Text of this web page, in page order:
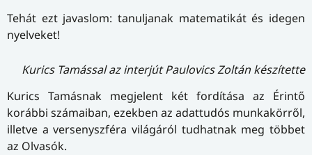
Tehát ezt javaslom: tanuljanak matematikát és idegen
nyelveket!
Kurics Tamással az interjút Paulovics Zoltán készítette
Kurics Tamásnak megjelent két fordítása az Érintő
korábbi számaiban, ezekben az adattudós munkakörről,
illetve a versenyszféra világáról tudhatnak meg többet
az Olvasók.